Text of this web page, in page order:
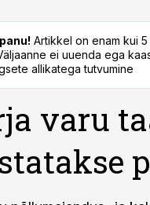
Artikkel on enam kui
ei uuenda ega
allikatega tutvumine
varu